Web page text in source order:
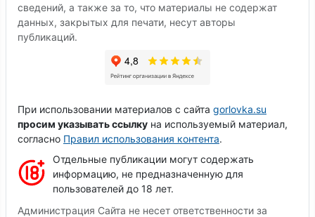
сведений, а также за то, что материалы не содержат
данных, закрытых для печати, несут авторы
публикаций.
При использовании материалов с сайта gorlovka.su
просим указывать ссылку на используемый материал,
согласно Правил использования контента.
Отдельные публикации могут содержать
информацию, не предназначенную для
пользователей до 18 лет.
Администрация Сайта не несет ответственности за